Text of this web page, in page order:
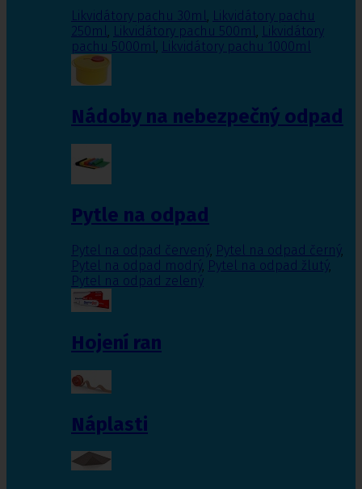
Likvidátory pachu 30ml, Likvidátory pachu
250ml, Likvidátory pachu 500ml, Likvidátory
pachu 5000ml, Likvidátory pachu 1000ml
Nádoby na nebezpečný odpad
Pytle na odpad
Pytel na odpad červený, Pytel na odpad černý,
Pytel na odpad modrý, Pytel na odpad žlutý,
Pytel na odpad zelený
Hojení ran
Náplasti